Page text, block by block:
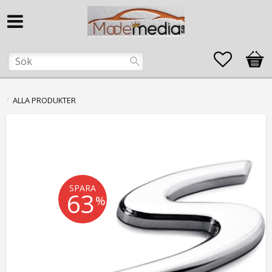
Favoriter
ALLA PRODUKTER
SPARA
63%